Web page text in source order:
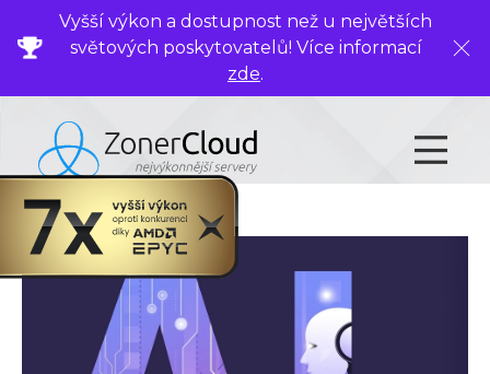
Vyšší výkon a dostupnost než u největších
světových poskytovatelů! Více informací
zde.